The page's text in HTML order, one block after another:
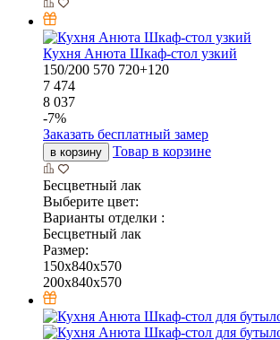
Кухня Анюта Шкаф-стол узкий
150/200 570 720+120
7 474
8 037
-7%
Заказать бесплатный замер
в корзину Товар в корзине
Бесцветный лак
Выберите цвет:
Варианты отделки :
Бесцветный лак
Размер:
150x840x570
200x840x570